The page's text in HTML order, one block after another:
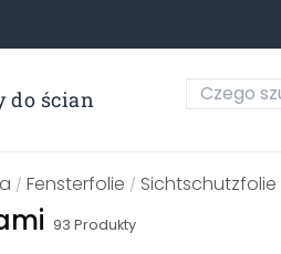
do ścian
/ Fensterfolie / Sichtschutzfolie
93 Produkty